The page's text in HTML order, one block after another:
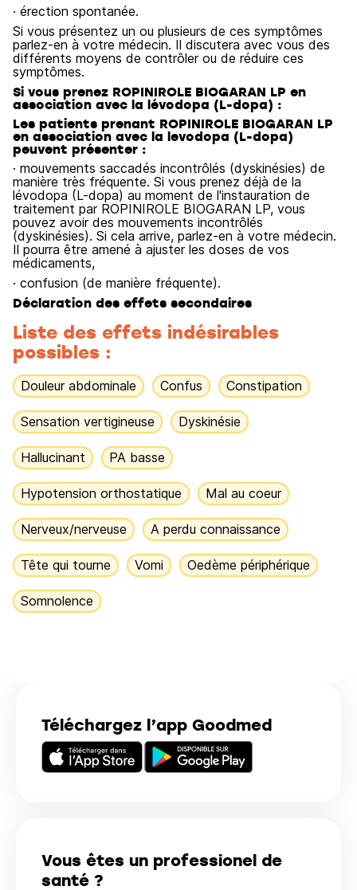
Téléchargez l’app Goodmed
Vous êtes un professionel de
santé ?
· érection spontanée.
Si vous présentez un ou plusieurs de ces symptômes
parlez-en à votre médecin. Il discutera avec vous des
différents moyens de contrôler ou de réduire ces
symptômes.
Si vous prenez ROPINIROLE BIOGARAN LP en
association avec la lévodopa (L-dopa) :
Les patients prenant ROPINIROLE BIOGARAN LP
en association avec la levodopa (L-dopa)
peuvent présenter :
· mouvements saccadés incontrôlés (dyskinésies) de
manière très fréquente. Si vous prenez déjà de la
lévodopa (L-dopa) au moment de l'instauration de
traitement par ROPINIROLE BIOGARAN LP, vous
pouvez avoir des mouvements incontrôlés
(dyskinésies). Si cela arrive, parlez-en à votre médecin.
Il pourra être amené à ajuster les doses de vos
médicaments,
· confusion (de manière fréquente).
Déclaration des effets secondaires
Liste des effets indésirables
possibles :
Douleur abdominale Confus Constipation
Sensation vertigineuse Dyskinésie
Hallucinant PA basse
Hypotension orthostatique Mal au coeur
Nerveux/nerveuse A perdu connaissance
Tête qui tourne Vomi Oedème périphérique
Somnolence